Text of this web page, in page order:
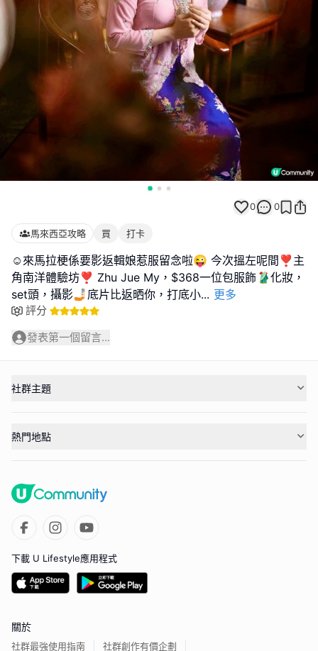
0 0
馬來西亞攻略 買 打卡
☺️來馬拉梗係要影返輯娘惹服留念啦😜 今次搵左呢間❣︎主
角南洋體驗坊❣︎ Zhu Jue My，$368一位包服飾🥻化妝，
set頭，攝影🤳🏻底片比返晒你，打底小... 更多
評分
發表第一個留言...
社群主題
熱門地點
下載 U Lifestyle應用程式
關於
社群最強使用指南 社群創作有價企劃